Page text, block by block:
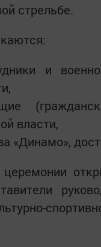
стрельбе.
и
власти,
«Динамо»,